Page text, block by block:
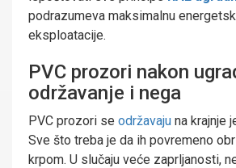
podrazumeva maksimalnu
eksploatacije.
PVC prozori nakon
održavanje i nega
PVC prozori se održavaju na krajnje
Sve što treba je da ih povremeno
krpom. U slučaju veće zaprljanosti,